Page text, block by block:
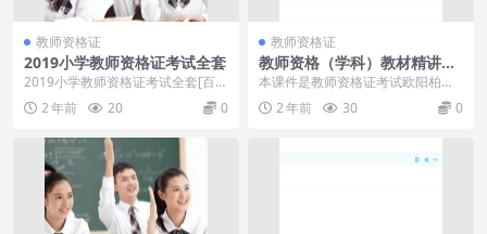
教师资格证
2019小学教师资格证考试全套
2019小学教师资格证考试全套[百度
云网盘]
2 年前 20 0
教师资格证
教师资格（学科）教材精讲班
欧阳柏霖语文学科知识教学设
本课件是教师资格证考试欧阳柏霖
老师的语文学习课程，包含了很多
知识点讲解和教学设计...
2 年前 30 0